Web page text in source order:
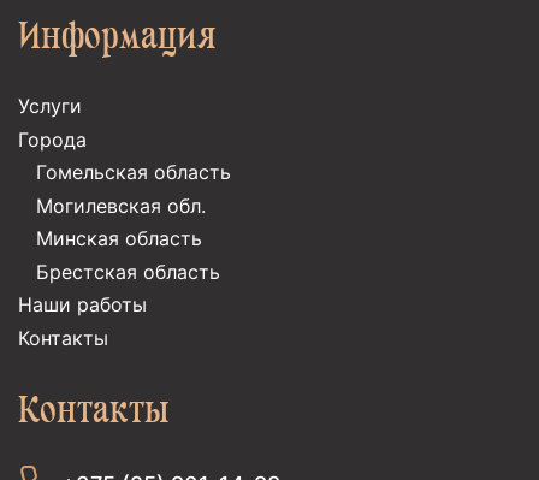
Информация
Услуги
Города
Гомельская область
Могилевская обл.
Минская область
Брестская область
Наши работы
Контакты
Контакты